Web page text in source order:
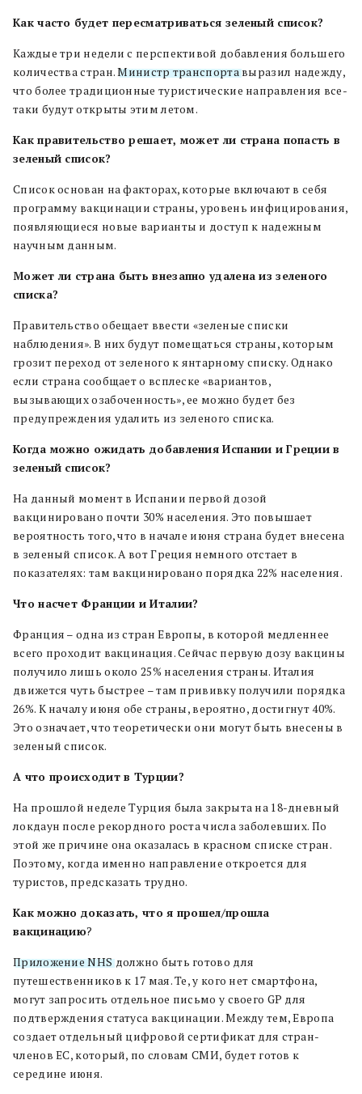
Как часто будет пересматриваться зеленый список?
Каждые три недели с перспективой добавления большего
количества стран.Министр транспортавыразил надежду,
что более традиционные туристические направления все-
таки будут открыты этим летом.
Как правительство решает, может ли страна попасть в
зеленый список?
Список основан на факторах, которые включают в себя
программу вакцинации страны, уровень инфицирования,
появляющиеся новые варианты и доступ к надежным
научным данным.
Может ли страна быть внезапно удалена из зеленого
списка?
Правительство обещает ввести «зеленые списки
наблюдения». В них будут помещаться страны, которым
грозит переход от зеленого к янтарному списку. Однако
если страна сообщает о всплеске «вариантов,
вызывающих озабоченность», ее можно будет без
предупреждения удалить из зеленого списка.
Когда можно ожидать добавления Испании и Греции в
зеленый список?
На данный момент в Испании первой дозой
вакцинировано почти 30% населения. Это повышает
вероятность того, что в начале июня страна будет внесена ​​
в зеленый список. А вот Греция немного отстает в
показателях: там вакцинировано порядка 22% населения.
Что насчет Франции и Италии?
Франция – одна из стран Европы, в которой медленнее
всего проходит вакцинация. Сейчас первую дозу вакцины
получило лишь около 25% населения страны. Италия
движется чуть быстрее – там прививку получили порядка
26%. К началу июня обе страны, вероятно, достигнут 40%.
Это означает, что теоретически они могут быть внесены в
зеленый список.
А что происходит в Турции?
На прошлой неделе Турция была закрыта на 18-дневный
локдаун после рекордного роста числа заболевших. По
этой же причине она оказалась ​​в красном списке стран.
Поэтому, когда именно направление откроется для
туристов, предсказать трудно.
Как можно доказать, что я прошел/прошла
вакцинацию?
Приложение NHSдолжно быть готово для
путешественников к 17 мая. Те, у кого нет смартфона,
могут запросить отдельное письмо у своего GP для
подтверждения статуса вакцинации. Между тем, Европа
создает отдельный цифровой сертификат для стран-
членов ЕС, который, по словам СМИ, будет готов к
середине июня.